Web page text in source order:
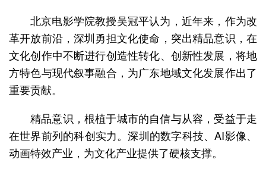
北京电影学院教授吴冠平认为，近年来，作为改
革开放前沿，深圳勇担文化使命，突出精品意识，在
文化创作中不断进行创造性转化、创新性发展，将地
方特色与现代叙事融合，为广东地域文化发展作出了
重要贡献。
精品意识，根植于城市的自信与从容，受益于走
在世界前列的科创实力。深圳的数字科技、AI影像、
动画特效产业，为文化产业提供了硬核支撑。